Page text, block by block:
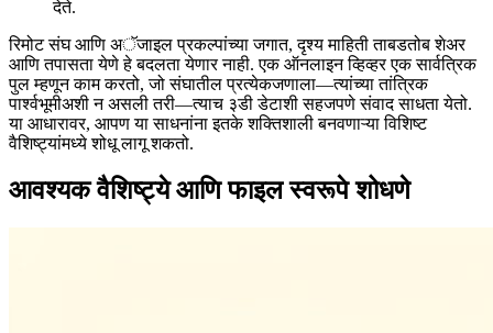
देते.
रिमोट संघ आणि अॅजाइल प्रकल्पांच्या जगात, दृश्य माहिती ताबडतोब शेअर
आणि तपासता येणे हे बदलता येणार नाही. एक ऑनलाइन व्हिव्हर एक सार्वत्रिक
पुल म्हणून काम करतो, जो संघातील प्रत्येकजणाला—त्यांच्या तांत्रिक
पार्श्वभूमीअशी न असली तरी—त्याच ३डी डेटाशी सहजपणे संवाद साधता येतो.
या आधारावर, आपण या साधनांना इतके शक्तिशाली बनवणाऱ्या विशिष्ट
वैशिष्ट्यांमध्ये शोधू लागू शकतो.
आवश्यक वैशिष्ट्ये आणि फाइल स्वरूपे शोधणे